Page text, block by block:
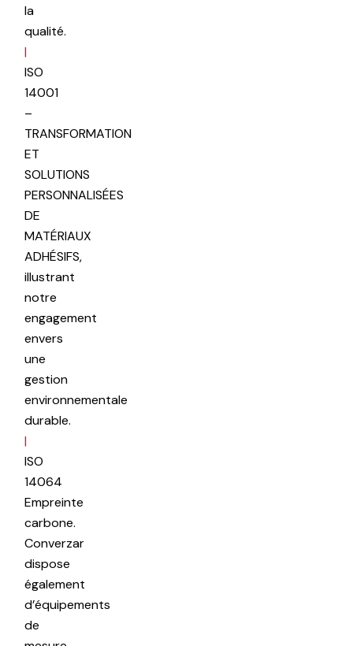
la
qualité.
|
ISO
14001
–
TRANSFORMATION
ET
SOLUTIONS
PERSONNALISÉES
DE
MATÉRIAUX
ADHÉSIFS,
illustrant
notre
engagement
envers
une
gestion
environnementale
durable.
|
ISO
14064
Empreinte
carbone.
Converzar
dispose
également
d’équipements
de